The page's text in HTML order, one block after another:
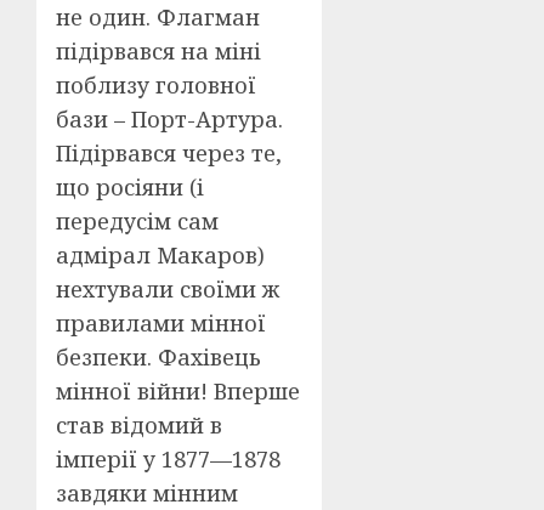
не один. Флагман
підірвався на міні
поблизу головної
бази – Порт-Артура.
Підірвався через те,
що росіяни (і
передусім сам
адмірал Макаров)
нехтували своїми ж
правилами мінної
безпеки. Фахівець
мінної війни! Вперше
став відомий в
імперії у 1877—1878
завдяки мінним